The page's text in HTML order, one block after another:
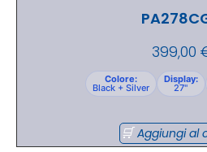
399,00
Colore:
Black + Silver
Display:
27"
Aggiungi al